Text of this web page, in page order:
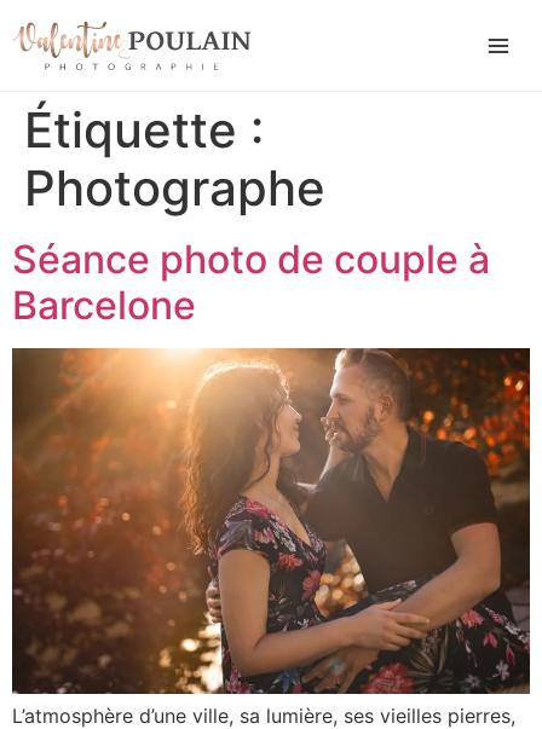
Étiquette :
Photographe
Séance photo de couple à
Barcelone
L’atmosphère d’une ville, sa lumière, ses vieilles pierres,